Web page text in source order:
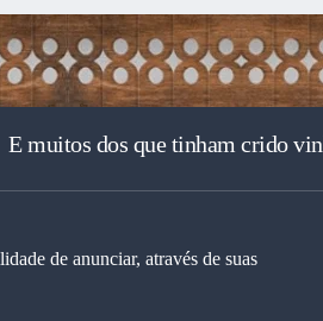
E muitos dos que tinham crido
de anunciar, através de suas